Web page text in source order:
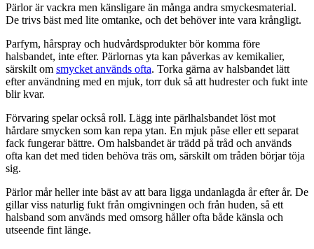
Pärlor är vackra men känsligare än många andra smyckesmaterial.
De trivs bäst med lite omtanke, och det behöver inte vara krångligt.
Parfym, hårspray och hudvårdsprodukter bör komma före
halsbandet, inte efter. Pärlornas yta kan påverkas av kemikalier,
särskilt om smycket används ofta. Torka gärna av halsbandet lätt
efter användning med en mjuk, torr duk så att hudrester och fukt inte
blir kvar.
Förvaring spelar också roll. Lägg inte pärlhalsbandet löst mot
hårdare smycken som kan repa ytan. En mjuk påse eller ett separat
fack fungerar bättre. Om halsbandet är trädd på tråd och används
ofta kan det med tiden behöva träs om, särskilt om tråden börjar töja
sig.
Pärlor mår heller inte bäst av att bara ligga undanlagda år efter år. De
gillar viss naturlig fukt från omgivningen och från huden, så ett
halsband som används med omsorg håller ofta både känsla och
utseende fint länge.